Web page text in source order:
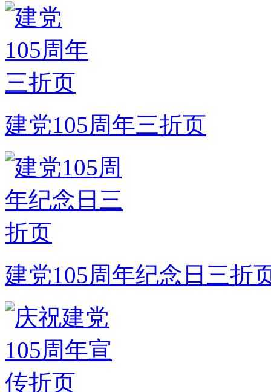
建党105周年三折页
建党105周年纪念日三折